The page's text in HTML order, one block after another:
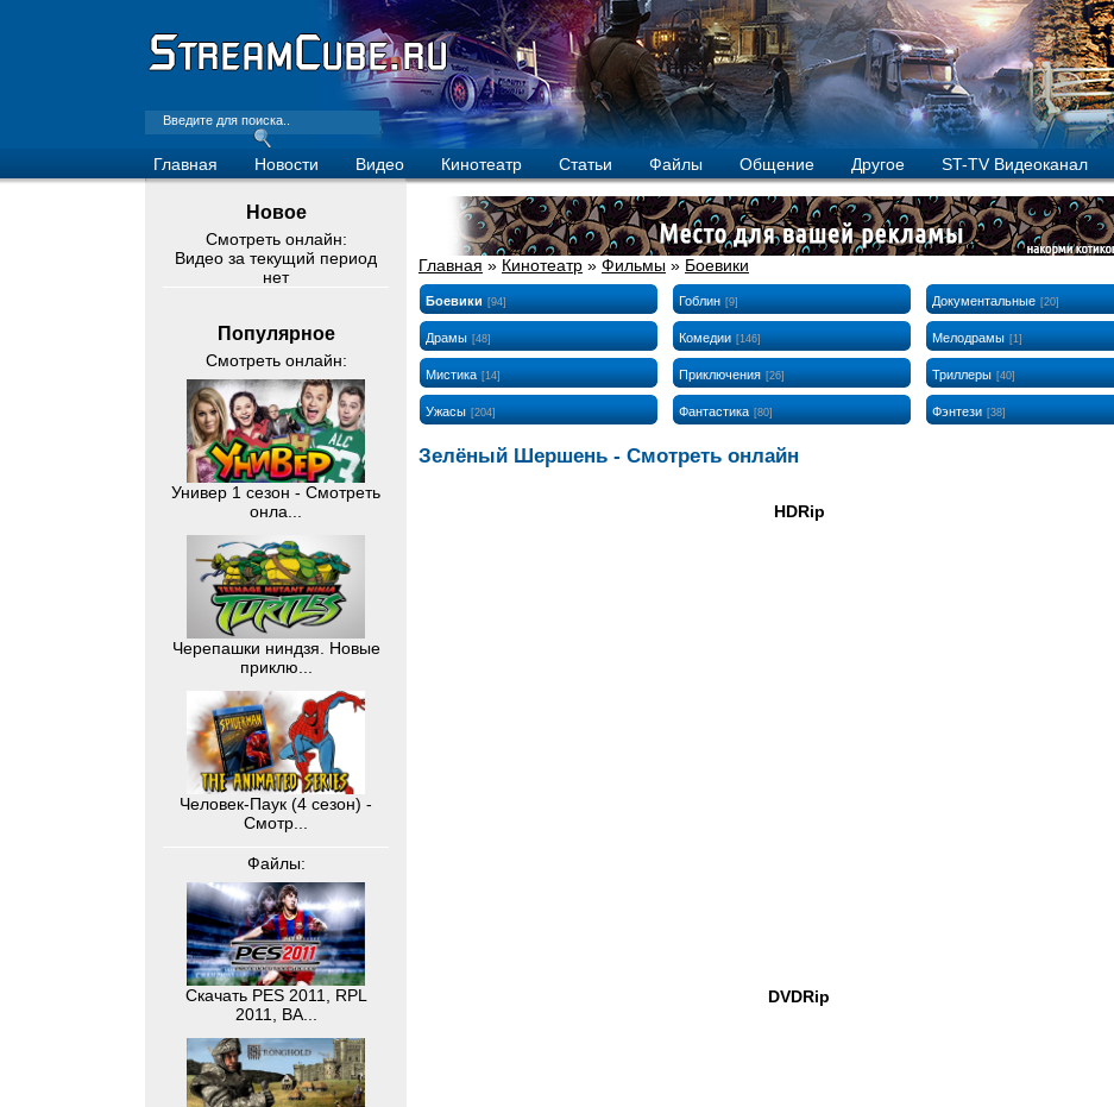
Главная Новости Видео Кинотеатр Статьи Файлы Общение Другое ST-TV Видеоканал
Новое
Смотреть онлайн:
Видео за текущий период
нет
Популярное
Смотреть онлайн:
Универ 1 сезон - Смотреть
онла...
Черепашки ниндзя. Новые
приклю...
Человек-Паук (4 сезон) -
Смотр...
Файлы:
Скачать PES 2011, RPL
2011, BA...
Главная » Кинотеатр » Фильмы » Боевики
Боевики [94] Гоблин [9] Документальные [20]
Драмы [48] Комедии [146] Мелодрамы [1]
Мистика [14] Приключения [26] Триллеры [40]
Ужасы [204] Фантастика [80] Фэнтези [38]
Зелёный Шершень - Смотреть онлайн
HDRip
DVDRip